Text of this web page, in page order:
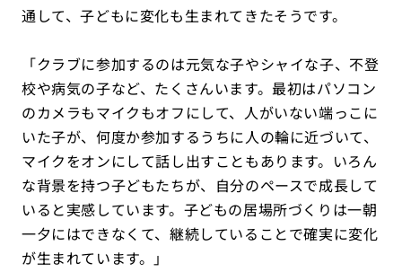
通して、子どもに変化も生まれてきたそうです。
「クラブに参加するのは元気な子やシャイな子、不登
校や病気の子など、たくさんいます。最初はパソコン
のカメラもマイクもオフにして、人がいない端っこに
いた子が、何度か参加するうちに人の輪に近づいて、
マイクをオンにして話し出すこともあります。いろん
な背景を持つ子どもたちが、自分のペースで成長して
いると実感しています。子どもの居場所づくりは一朝
一夕にはできなくて、継続していることで確実に変化
が生まれています。」